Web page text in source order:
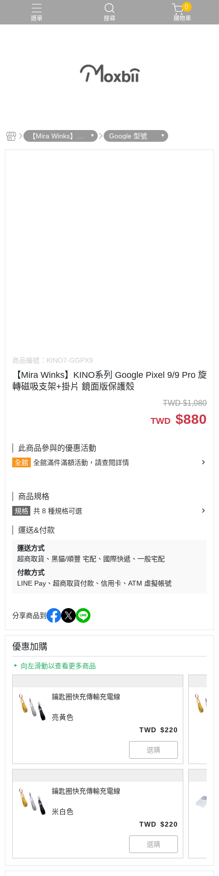
選單 搜尋
0
購物車
【Mira Winks】鏡
面手機殼
Google 型號
商品編號： KINO7-GGPX9
【Mira Winks】KINO系列 Google Pixel 9/9 Pro 旋
轉磁吸支架+掛片 鏡面版保護殼
TWD $1,080
TWD $880
此商品參與的優惠活動
全館 全館滿件滿額活動，請查閱詳情
商品規格
規格 共 8 種規格可選
運送&付款
運送方式
超商取貨
黑貓/順豐 宅配 國際快遞
一般宅配
付款方式
LINE Pay
超商取貨付款 信用卡 ATM 虛擬帳號
分享商品到
優惠加購
向左滑動以查看更多商品
鑰匙圈快充傳輸充電線
亮黃色
TWD $220
鑰匙圈快充傳輸充電線
米白色
TWD $220